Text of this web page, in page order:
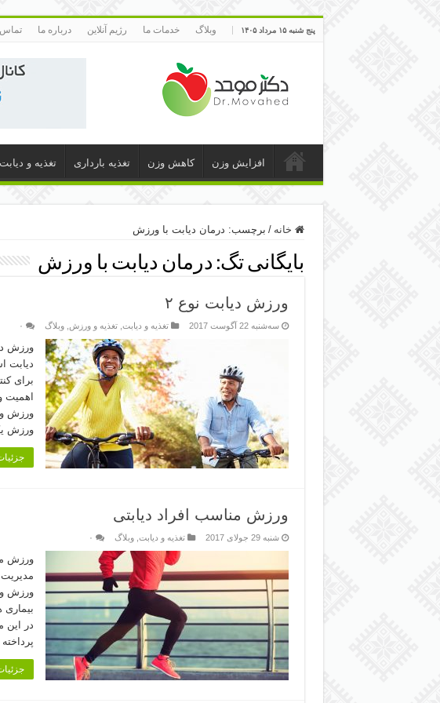
پنج شنبه ۱۵ مرداد ۱۴۰۵ وبلاگ خدمات ما رژیم آنلاین درباره ما تماس
افزایش وزن کاهش وزن تغذیه بارداری تغذیه و دیابت
خانه / برچسب: درمان دیابت با ورزش
بایگانی تگ: درمان دیابت با ورزش
ورزش دیابت نوع ۲
سه‌شنبه 22 آگوست 2017 تغذیه و دیابت ,تغذیه و ورزش ,وبلاگ ۰
دیابت
برای
اهمیت
ورزش و
ورزش
ورزش مناسب افراد دیابتی
شنبه 29 جولای 2017 تغذیه و دیابت ,وبلاگ ۰
ورزش
ورزش
در این